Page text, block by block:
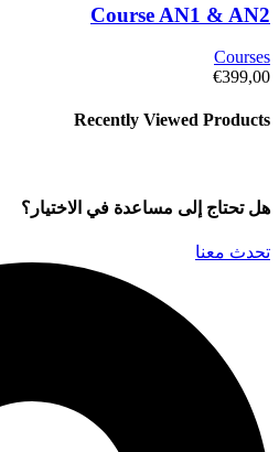
Course AN1 & AN2
Courses
€399,00
Recently Viewed Products
هل تحتاج إلى مساعدة في الاختيار؟
تحدث معنا